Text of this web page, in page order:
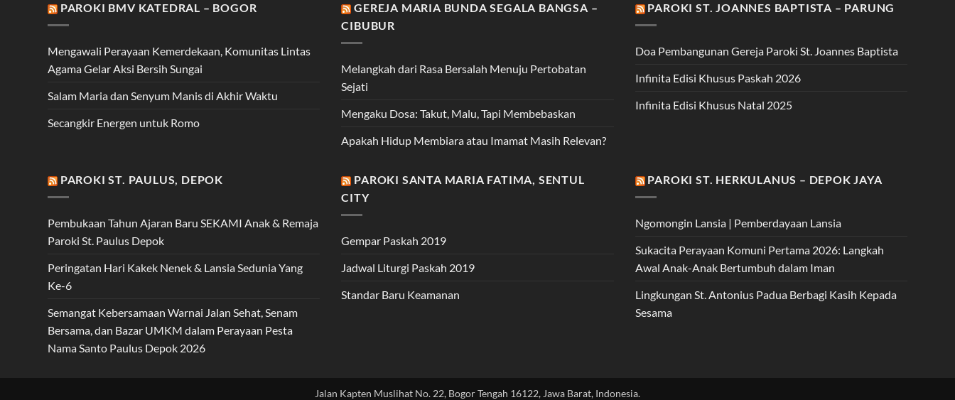
PAROKI BMV KATEDRAL – BOGOR
Mengawali Perayaan Kemerdekaan, Komunitas Lintas
Agama Gelar Aksi Bersih Sungai
Salam Maria dan Senyum Manis di Akhir Waktu
Secangkir Energen untuk Romo
GEREJA MARIA BUNDA SEGALA BANGSA –
CIBUBUR
Melangkah dari Rasa Bersalah Menuju Pertobatan
Sejati
Mengaku Dosa: Takut, Malu, Tapi Membebaskan
Apakah Hidup Membiara atau Imamat Masih Relevan?
PAROKI ST. JOANNES BAPTISTA – PARUNG
Doa Pembangunan Gereja Paroki St. Joannes Baptista
Infinita Edisi Khusus Paskah 2026
Infinita Edisi Khusus Natal 2025
PAROKI ST. PAULUS, DEPOK
Pembukaan Tahun Ajaran Baru SEKAMI Anak & Remaja
Paroki St. Paulus Depok
Peringatan Hari Kakek Nenek & Lansia Sedunia Yang
Ke-6
Semangat Kebersamaan Warnai Jalan Sehat, Senam
Bersama, dan Bazar UMKM dalam Perayaan Pesta
Nama Santo Paulus Depok 2026
PAROKI SANTA MARIA FATIMA, SENTUL
CITY
Gempar Paskah 2019
Jadwal Liturgi Paskah 2019
Standar Baru Keamanan
PAROKI ST. HERKULANUS – DEPOK JAYA
Ngomongin Lansia | Pemberdayaan Lansia
Sukacita Perayaan Komuni Pertama 2026: Langkah
Awal Anak-Anak Bertumbuh dalam Iman
Lingkungan St. Antonius Padua Berbagi Kasih Kepada
Sesama
Jalan Kapten Muslihat No. 22, Bogor Tengah 16122, Jawa Barat, Indonesia.